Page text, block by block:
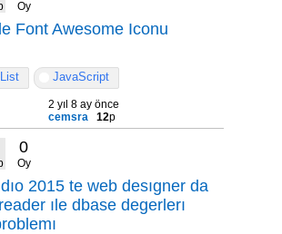
Oy
Font Awesome Iconu
JavaScript
2 yıl 8 ay önce
cemsra
12p
0
Oy
2015 te web desıgner da
ıle dbase degerlerı